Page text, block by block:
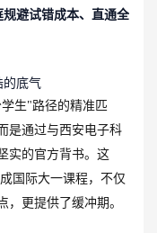
避试错成本、直通全
的底气
生"路径的精准匹
是通过与西安电子科
实的官方背书。这
国际大一课程，不仅
更提供了缓冲期。